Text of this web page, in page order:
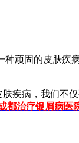
顽固的皮肤
疾病，我们不
都治疗银屑病医